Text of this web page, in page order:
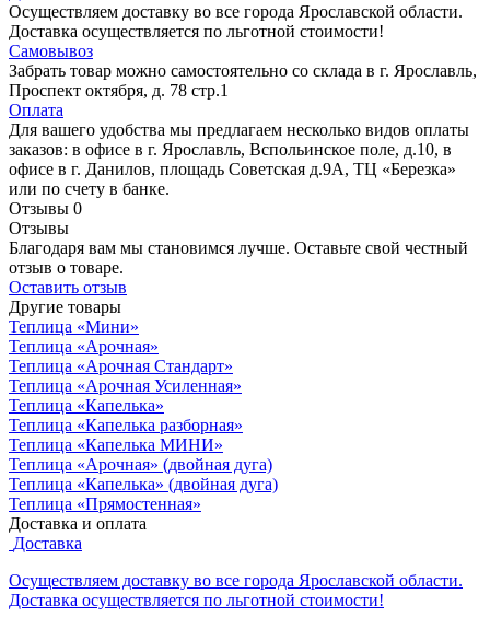
Осуществляем доставку во все города Ярославской области.
Доставка осуществляется по льготной стоимости!
Самовывоз
Забрать товар можно самостоятельно со склада в г. Ярославль,
Проспект октября, д. 78 стр.1
Оплата
Для вашего удобства мы предлагаем несколько видов оплаты
заказов: в офисе в г. Ярославль, Вспольинское поле, д.10, в
офисе в г. Данилов, площадь Советская д.9А, ТЦ «Березка»
или по счету в банке.
Отзывы 0
Отзывы
Благодаря вам мы становимся лучше. Оставьте свой честный
отзыв о товаре.
Оставить отзыв
Другие товары
Теплица «Мини»
Теплица «Арочная»
Теплица «Арочная Cтандарт»
Теплица «Арочная Усиленная»
Теплица «Капелька»
Теплица «Капелька разборная»
Теплица «Капелька МИНИ»
Теплица «Арочная» (двойная дуга)
Теплица «Капелька» (двойная дуга)
Теплица «Прямостенная»
Доставка и оплата
Доставка
Осуществляем доставку во все города Ярославской области.
Доставка осуществляется по льготной стоимости!